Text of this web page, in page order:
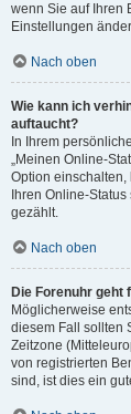
wenn Sie auf Ihren
Einstellungen
Nach oben
Wie kann ich
auftaucht?
In Ihrem
„Meinen Online-
Option einschalten,
Ihren Online-
gezählt.
Nach oben
Die Forenuhr geht
Möglicherweise
diesem Fall sollten
Zeitzone
von registrierten
sind, ist dies ein